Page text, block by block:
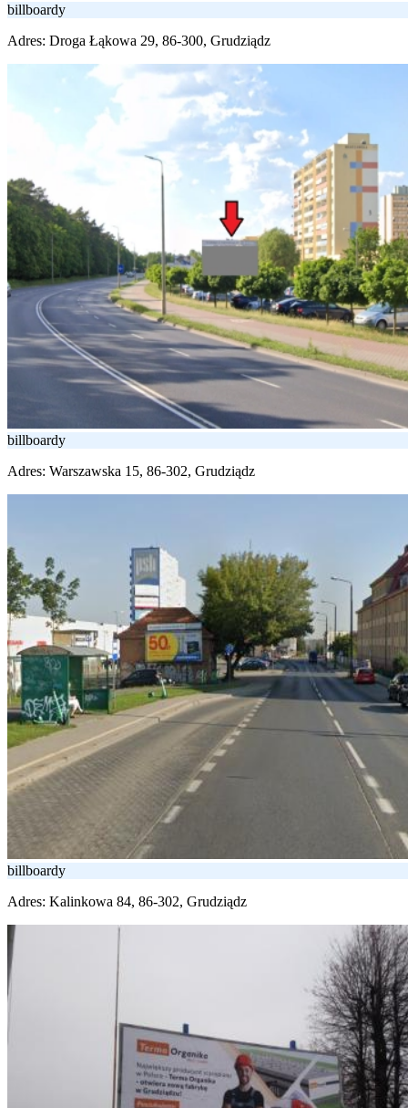
billboardy
Adres: Droga Łąkowa 29, 86-300, Grudziądz
billboardy
Adres: Warszawska 15, 86-302, Grudziądz
billboardy
Adres: Kalinkowa 84, 86-302, Grudziądz